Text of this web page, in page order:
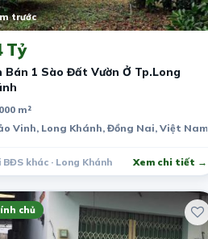
Hồ Chí Minh, Việt Nam
trước
Tỷ
Bán 1 Sào Đất Vườn Ở Tp.Long
m²
Vinh, Long Khánh, Đồng Nai, Việt Nam
BĐS khác · Long Khánh Xem chi tiết →
chủ